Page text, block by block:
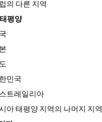
의 다른 지역
평양
민국
트레일리아
아 태평양 지역의 나머지 지역